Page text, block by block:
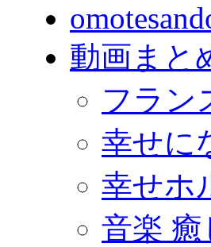
動画まと
フラ
幸せに
幸せホ
音楽 癒